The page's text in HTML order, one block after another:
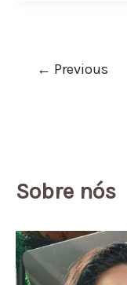
← Previous
Sobre nós